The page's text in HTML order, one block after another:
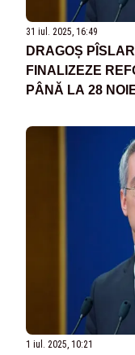
31 iul. 2025, 16:49
DRAGOȘ
FINALIZEZE
PÂNĂ LA 28
1 iul. 2025, 10:21